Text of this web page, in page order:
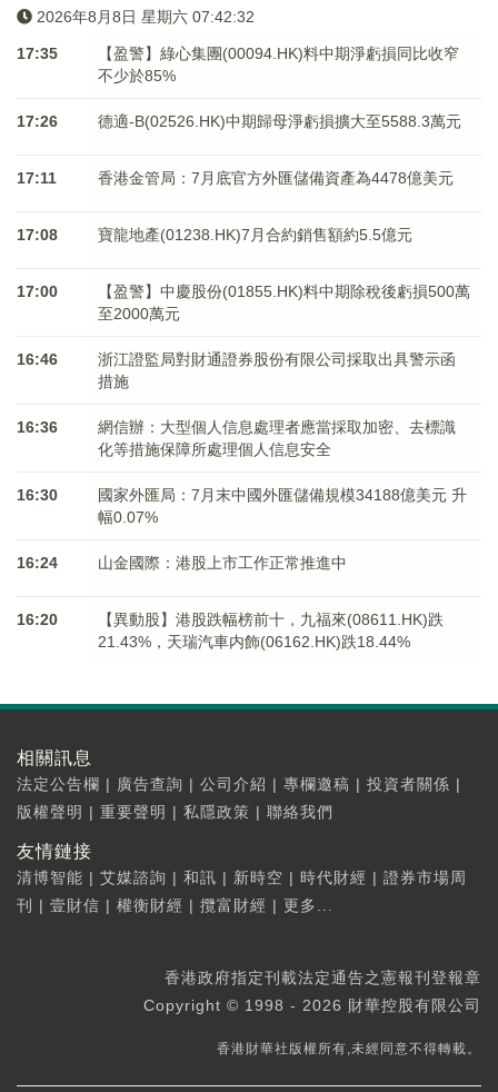
2026年8月8日 星期六 07:42:33
17:35
【盈警】綠心集團(00094.HK)料中期淨虧損同比收窄
不少於85%
17:26 德適-B(02526.HK)中期歸母淨虧損擴大至5588.3萬元
17:11 香港金管局：7月底官方外匯儲備資產為4478億美元
17:08 寶龍地產(01238.HK)7月合約銷售額約5.5億元
17:00
【盈警】中慶股份(01855.HK)料中期除稅後虧損500萬
至2000萬元
16:46
浙江證監局對財通證券股份有限公司採取出具警示函
措施
16:36
網信辦：大型個人信息處理者應當採取加密、去標識
化等措施保障所處理個人信息安全
16:30
國家外匯局：7月末中國外匯儲備規模34188億美元 升
幅0.07%
16:24 山金國際：港股上市工作正常推進中
16:20
【異動股】港股跌幅榜前十，九福來(08611.HK)跌
21.43%，天瑞汽車内飾(06162.HK)跌18.44%
相關訊息
法定公告欄 | 廣告查詢 | 公司介紹 | 專欄邀稿 | 投資者關係 |
版權聲明 | 重要聲明 | 私隱政策 | 聯絡我們
友情鏈接
清博智能 | 艾媒諮詢 | 和訊 | 新時空 | 時代財經 | 證券市場周
刊
| 壹財信 | 權衡財經 | 攬富財經 | 更多...
香港政府指定刊載法定通告之憲報刊登報章
Copyright © 1998 - 2026 財華控股有限公司
香港財華社版權所有,未經同意不得轉載。